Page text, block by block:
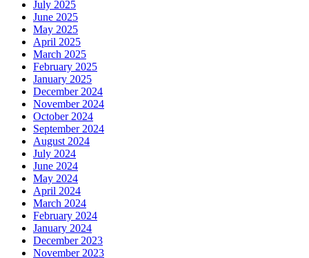
July 2025
June 2025
May 2025
April 2025
March 2025
February 2025
January 2025
December 2024
November 2024
October 2024
September 2024
August 2024
July 2024
June 2024
May 2024
April 2024
March 2024
February 2024
January 2024
December 2023
November 2023